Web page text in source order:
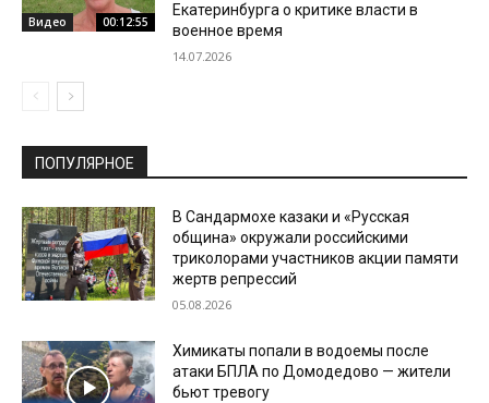
Видео 00:12:55
Екатеринбурга о критике власти в
военное время
14.07.2026
ПОПУЛЯРНОЕ
В Сандармохе казаки и «Русская
община» окружали российскими
триколорами участников акции памяти
жертв репрессий
05.08.2026
Химикаты попали в водоемы после
атаки БПЛА по Домодедово — жители
бьют тревогу